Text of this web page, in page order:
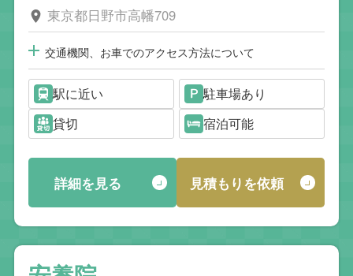
東京都日野市高幡709
交通機関、お車でのアクセス方法について
駅に近い
駐車場あり
貸切
宿泊可能
詳細を見る 見積もりを依頼